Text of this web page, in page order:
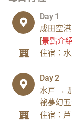
Day 1
成田空
[景點介紹
住宿：
Day 2
水戸 →
祕夢幻
住宿：